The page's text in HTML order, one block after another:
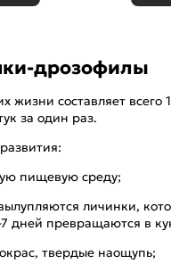
дрозофилы
составляет
за один раз.
пищевую среду;
личинки,
дней превращаются в
твердые наощупь;